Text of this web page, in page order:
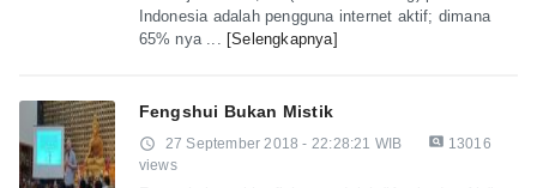
Indonesia adalah pengguna internet aktif; dimana
65% nya ... [Selengkapnya]
Fengshui Bukan Mistik
access_time 27 September 2018 - 22:28:21 WIB pageview 13016
views